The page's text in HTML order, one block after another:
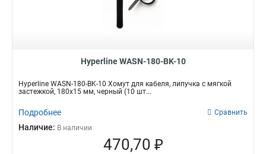
Hyperline WASN-180-BK-10
Hyperline WASN-180-BK-10 Хомут для кабеля, липучка с мягкой
застежкой, 180x15 мм, черный (10 шт...
Подробнее Сравнить
Наличие: В наличии
470,70 ₽